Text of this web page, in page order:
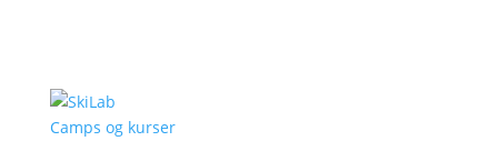
Camps og kurser